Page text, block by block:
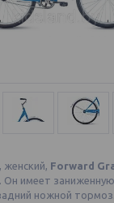
женский, Forward
Он имеет
ножной